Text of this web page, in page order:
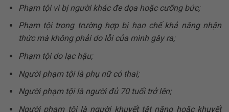
Phạm tội vì bị người khác đe dọa hoặc cưỡng bức;
Phạm tội trong trường hợp bị hạn chế khả năng nhận
thức mà không phải do lỗi của mình gây ra;
Phạm tội do lạc hậu;
Người phạm tội là phụ nữ có thai;
Người phạm tội là người đủ 70 tuổi trở lên;
Người phạm tội là người khuyết tật nặng hoặc khuyết